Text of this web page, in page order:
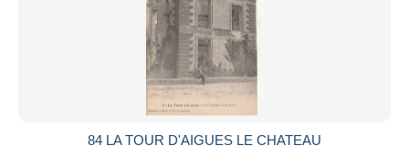
84 LA TOUR D'AIGUES LE CHATEAU